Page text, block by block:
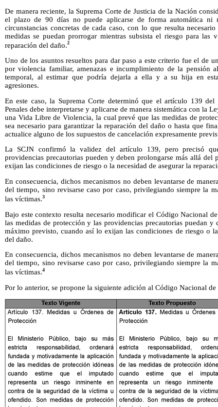
De manera reciente, la Suprema Corte de Justicia de la Nación
el plazo de 90 días no puede aplicarse de forma automática ni
circunstancias concretas de cada caso, con lo que resulta
medidas se puedan prorrogar mientras subsista el riesgo para las
reparación del daño.2
Uno de los asuntos resueltos para dar paso a este criterio fue el de
por violencia familiar, amenazas e incumplimiento de la pensión
temporal, al estimar que podría dejarla a ella y a su hija en
agresiones.
En este caso, la Suprema Corte determinó que el artículo 139
Penales debe interpretarse y aplicarse de manera sistemática con la
una Vida Libre de Violencia, la cual prevé que las medidas de
sea necesario para garantizar la reparación del daño o hasta que
actualice alguno de los supuestos de cancelación expresamente
La SCJN confirmó la validez del artículo 139, pero precisó
providencias precautorias pueden y deben prolongarse más allá
exijan las condiciones de riesgo o la necesidad de asegurar la
En consecuencia, dichos mecanismos no deben levantarse de
del tiempo, sino revisarse caso por caso, privilegiando siempre la
las víctimas.3
Bajo este contexto resulta necesario modificar el Código Nacional
las medidas de protección y las providencias precautorias puedan y
máximo previsto, cuando así lo exijan las condiciones de riesgo o
del daño.
En consecuencia, dichos mecanismos no deben levantarse de
del tiempo, sino revisarse caso por caso, privilegiando siempre la
las víctimas.4
Por lo anterior, se propone la siguiente adición al Código Nacional de